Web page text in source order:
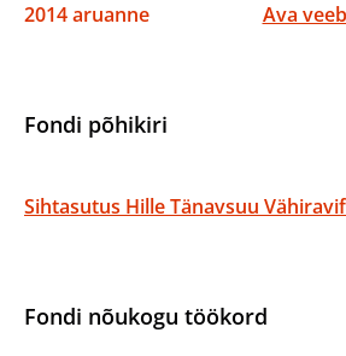
2014 aruanne Ava
Fondi põhikiri
Sihtasutus Hille Tänavsuu
Fondi nõukogu töökord